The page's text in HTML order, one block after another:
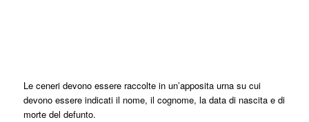
Le ceneri devono essere raccolte in un’apposita urna su cui
devono essere indicati il nome, il cognome, la data di nascita e di
morte del defunto.